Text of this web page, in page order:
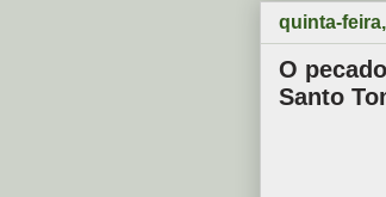
quinta-
O
Santo